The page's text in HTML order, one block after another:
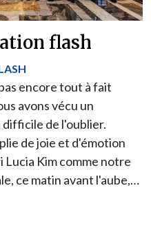
flash
encore tout à fait
avons vécu un
difficile de l'oublier.
de joie et d'émotion
Kim comme notre
ce matin avant l'aube,…